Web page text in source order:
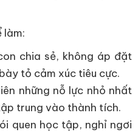
làm:
chia sẻ, không áp đặt
tỏ cảm xúc tiêu cực.
những nỗ lực nhỏ nhất
trung vào thành tích.
quen học tập, nghỉ ngơi